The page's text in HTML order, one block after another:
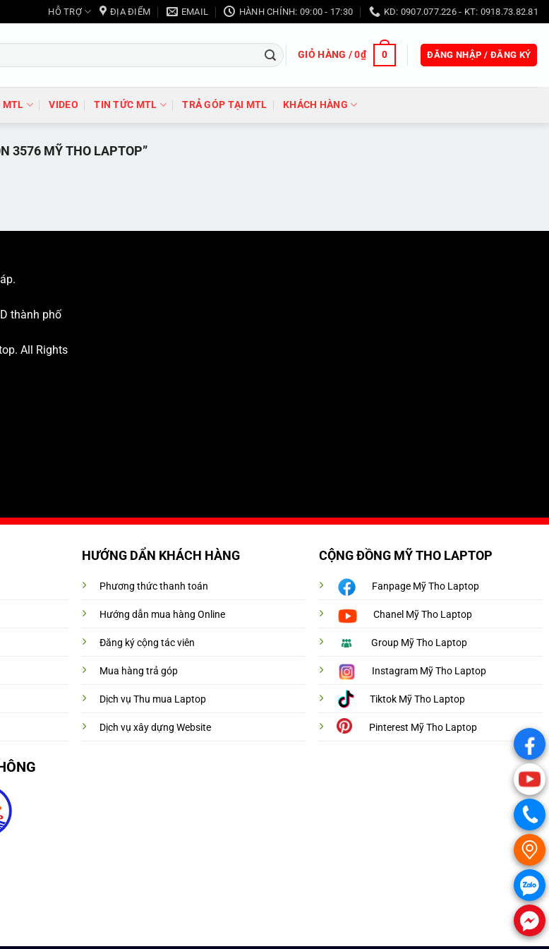
HỖ TRỢ ĐỊA ĐIỂM EMAIL HÀNH CHÍNH: 09:00 - 17:30 KD: 0907.077.226 - KT: 0918.73.82.81
GIỎ HÀNG /0₫ 0 ĐĂNG NHẬP / ĐĂNG KÝ
MTL VIDEO TIN TỨC MTL TRẢ GÓP TẠI MTL KHÁCH HÀNG
3576 MỸ THO LAPTOP”
thành phố
. All Rights
HƯỚNG DẨN KHÁCH HÀNG
Phương thức thanh toán
Hướng dẫn mua hàng Online
Đăng ký cộng tác viên
Mua hàng trả góp
Dịch vụ Thu mua Laptop
Dịch vụ xây dựng Website
CỘNG ĐỒNG MỸ THO LAPTOP
Fanpage Mỹ Tho Laptop
Chanel Mỹ Tho Laptop
Group Mỹ Tho Laptop
Instagram Mỹ Tho Laptop
Tiktok Mỹ Tho Laptop
Pinterest Mỹ Tho Laptop
.
.
.
.
.
.